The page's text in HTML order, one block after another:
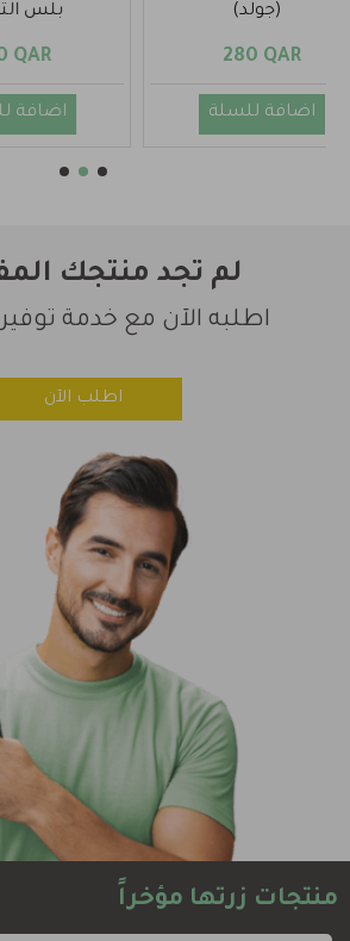
بلس التايلندي
100 QAR
اضافة للسلة
لم تجد منتجك
اطلبه الآن مع خدمة
اطلب الآن
منتجات زرتها مؤخراً